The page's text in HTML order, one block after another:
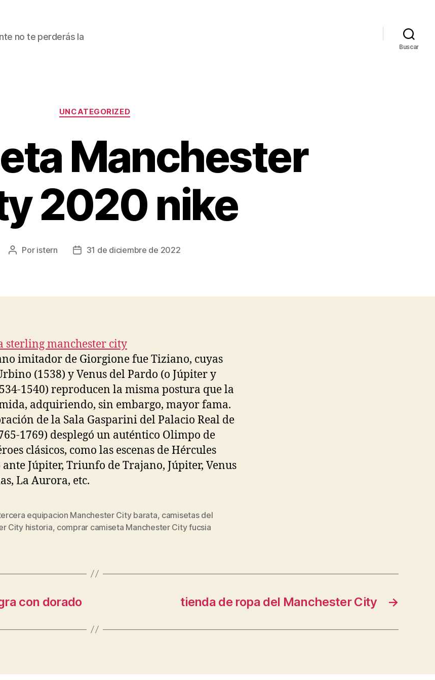
no te perderás la
Buscar
Categorías
UNCATEGORIZED
Manchester
2020 nike
Autor
Por istern
Fecha31 de diciembre de 2022
imitador de Giorgione fue Tiziano, cuyas
(1538) y Venus del Pardo (o Júpiter y
1540) reproducen la misma postura que la
adquiriendo, sin embargo, mayor fama.
de la Sala Gasparini del Palacio Real de
1769) desplegó un auténtico Olimpo de
clásicos, como las escenas de Hércules
Júpiter, Triunfo de Trajano, Júpiter, Venus
La Aurora, etc.
equipacion Manchester City barata, camisetas del
City historia, comprar camiseta Manchester City fucsia
con dorado →
tienda de ropa del Manchester City